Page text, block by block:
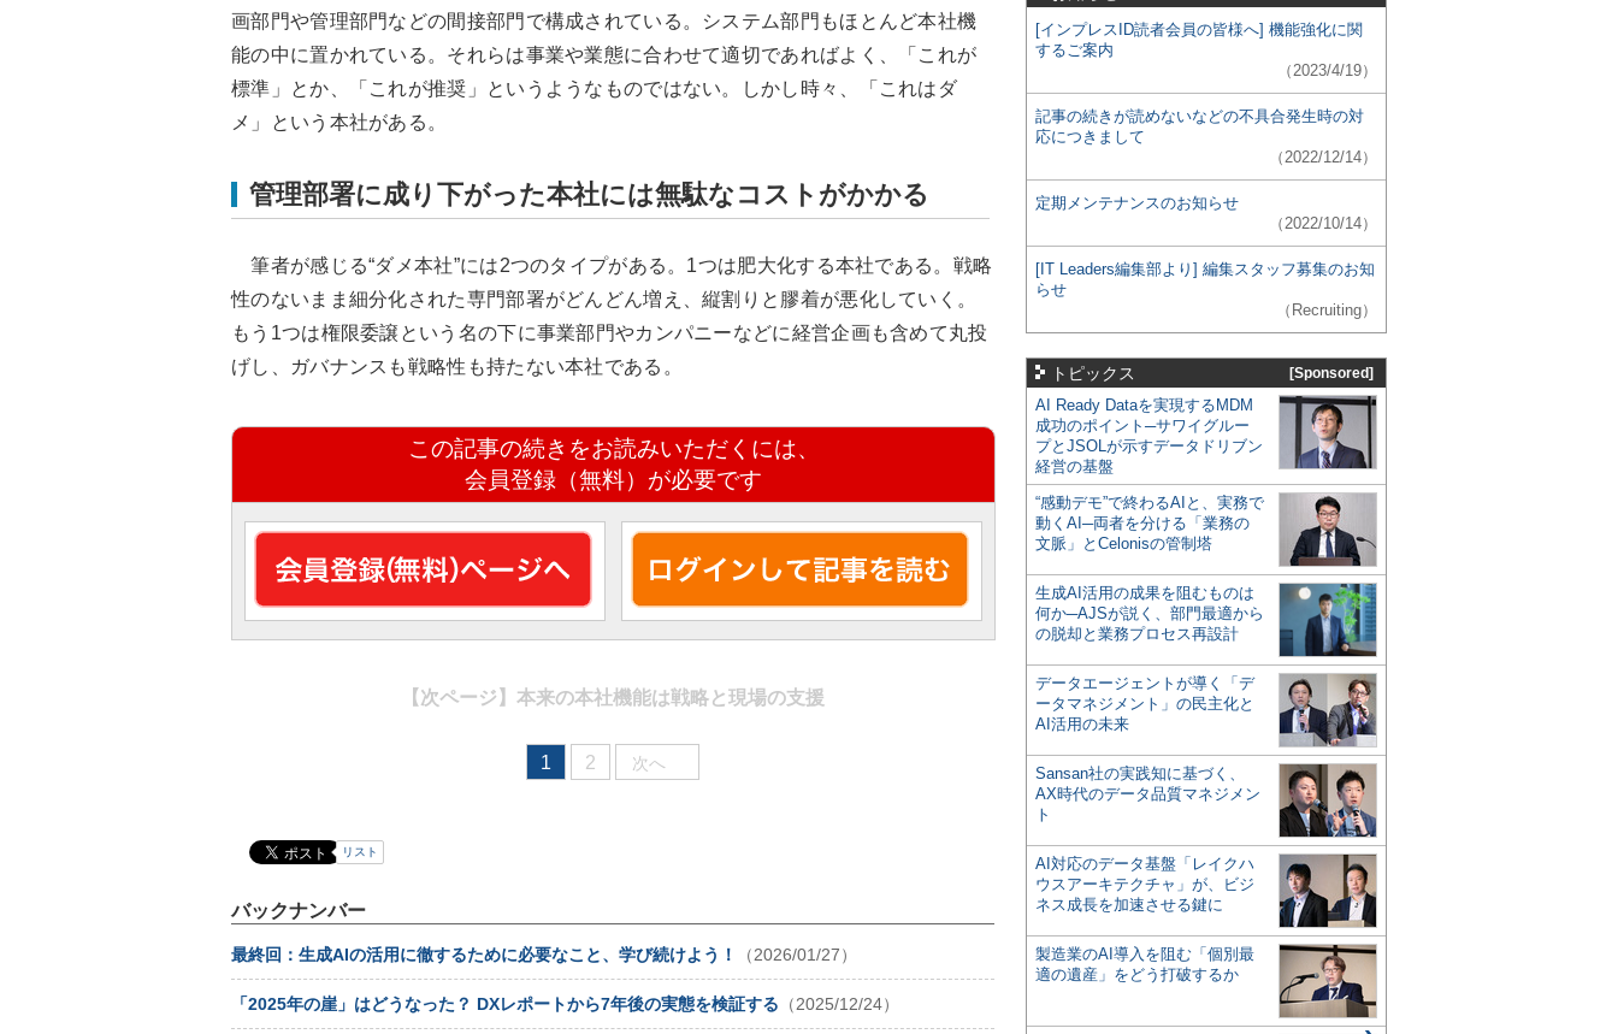
画部門や管理部門などの間接部門で構成されている。システム部門もほとんど本社機
能の中に置かれている。それらは事業や業態に合わせて適切であればよく、「これが
標準」とか、「これが推奨」というようなものではない。しかし時々、「これはダ
メ」という本社がある。
管理部署に成り下がった本社には無駄なコストがかかる
筆者が感じる“ダメ本社”には2つのタイプがある。1つは肥大化する本社である。戦略
性のないまま細分化された専門部署がどんどん増え、縦割りと膠着が悪化していく。
もう1つは権限委譲という名の下に事業部門やカンパニーなどに経営企画も含めて丸投
げし、ガバナンスも戦略性も持たない本社である。
この記事の続きをお読みいただくには、
会員登録（無料）が必要です
【次ページ】 本来の本社機能は戦略と現場の支援
1 2 次へ
リスト
バックナンバー
最終回：生成AIの活用に徹するために必要なこと、学び続けよう！ （2026/01/27）
「2025年の崖」はどうなった？ DXレポートから7年後の実態を検証する （2025/12/24）
[インプレスID読者会員の皆様へ] 機能強化に関
するご案内
（2023/4/19）
記事の続きが読めないなどの不具合発生時の対
応につきまして
（2022/12/14）
定期メンテナンスのお知らせ
（2022/10/14）
[IT Leaders編集部より] 編集スタッフ募集のお知
らせ
（Recruiting）
トピックス [Sponsored]
AI Ready Dataを実現するMDM
成功のポイント─サワイグルー
プとJSOLが示すデータドリブン
経営の基盤
“感動デモ”で終わるAIと、実務で
動くAI─両者を分ける「業務の
文脈」とCelonisの管制塔
生成AI活用の成果を阻むものは
何か─AJSが説く、部門最適から
の脱却と業務プロセス再設計
データエージェントが導く「デ
ータマネジメント」の民主化と
AI活用の未来
Sansan社の実践知に基づく、
AX時代のデータ品質マネジメン
ト
AI対応のデータ基盤「レイクハ
ウスアーキテクチャ」が、ビジ
ネス成長を加速させる鍵に
製造業のAI導入を阻む「個別最
適の遺産」をどう打破するか